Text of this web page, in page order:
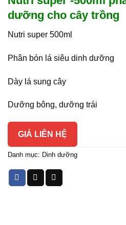
dưỡng cho cây trồng
Nutri super 500ml
Phân bón lá siêu dinh dưỡng
Dày lá sung cây
Dưỡng bông, dưỡng trái
GIÁ LIÊN HỆ
Danh mục: Dinh dưỡng